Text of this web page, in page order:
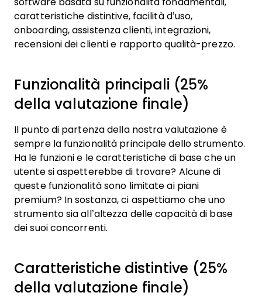
software basata su funzionalità fondamentali,
caratteristiche distintive, facilità d’uso,
onboarding, assistenza clienti, integrazioni,
recensioni dei clienti e rapporto qualità-prezzo.
Funzionalità principali (25%
della valutazione finale)
Il punto di partenza della nostra valutazione è
sempre la funzionalità principale dello strumento.
Ha le funzioni e le caratteristiche di base che un
utente si aspetterebbe di trovare? Alcune di
queste funzionalità sono limitate ai piani
premium? In sostanza, ci aspettiamo che uno
strumento sia all’altezza delle capacità di base
dei suoi concorrenti.
Caratteristiche distintive (25%
della valutazione finale)